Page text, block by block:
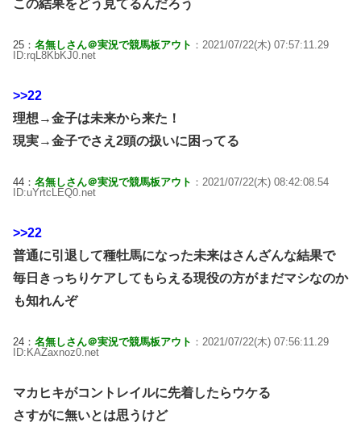
この結果をどう見てるんだろう
25： 名無しさん＠実況で競馬板アウト ：2021/07/22(木) 07:57:11.29
ID:rqL8KbKJ0.net
>>22
理想→金子は未来から来た！
現実→金子でさえ2頭の扱いに困ってる
44： 名無しさん＠実況で競馬板アウト ：2021/07/22(木) 08:42:08.54
ID:uYrtcLEQ0.net
>>22
普通に引退して種牡馬になった未来はさんざんな結果で
毎日きっちりケアしてもらえる現役の方がまだマシなのか
も知れんぞ
24： 名無しさん＠実況で競馬板アウト ：2021/07/22(木) 07:56:11.29
ID:KAZaxnoz0.net
マカヒキがコントレイルに先着したらウケる
さすがに無いとは思うけど